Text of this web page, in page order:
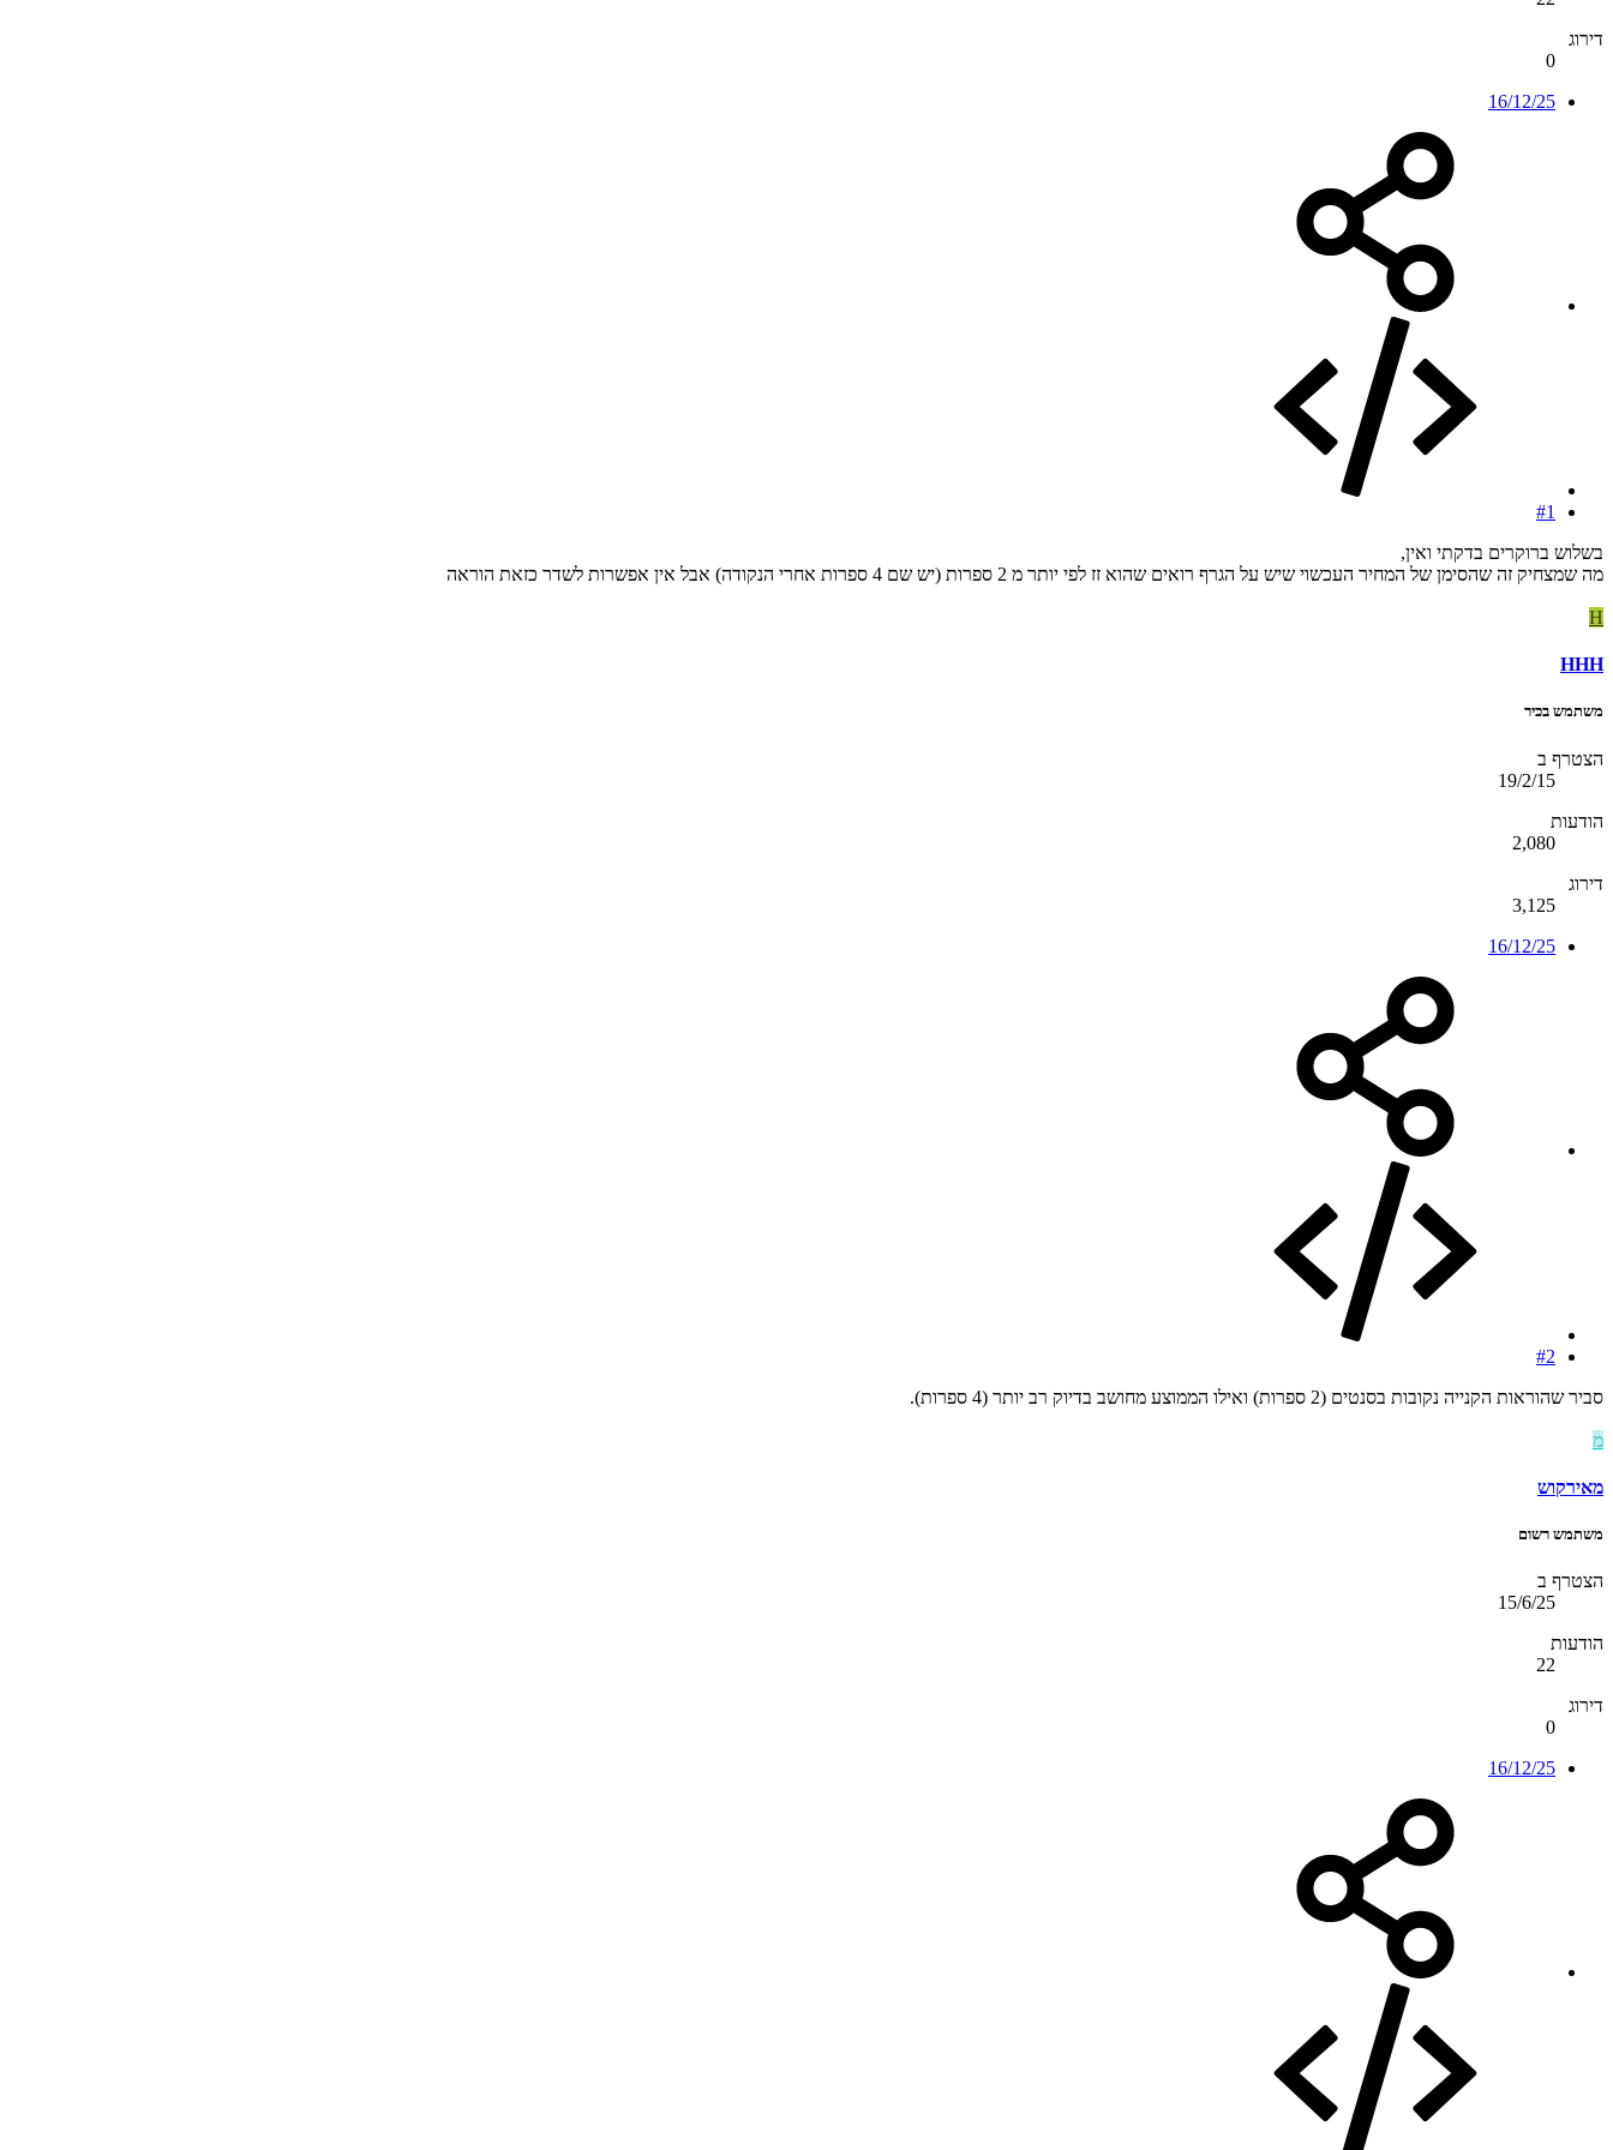
דירוג
0
16/12/25
#1
בשלוש ברוקרים בדקתי ואין,
מה שמצחיק זה שהסימן של המחיר העכשוי שיש על הגרף רואים שהוא זז לפי יותר מ 2 ספרות (יש שם 4 ספרות אחרי הנקודה) אבל אין אפשרות לשדר כזאת הוראה
H
HHH
משתמש בכיר
הצטרף ב
19/2/15
הודעות
2,080
דירוג
3,125
16/12/25
#2
סביר שהוראות הקנייה נקובות בסנטים (2 ספרות) ואילו הממוצע מחושב בדיוק רב יותר (4 ספרות).
מ
מאירקוש
משתמש רשום
הצטרף ב
15/6/25
הודעות
22
דירוג
0
16/12/25